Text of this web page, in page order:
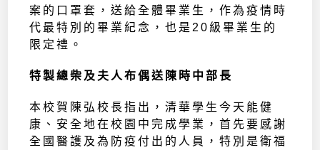
案的口罩套，送給全體畢業生，作為疫情時
代最特別的畢業紀念，也是20級畢業生的
限定禮。
特製總柴及夫人布偶送陳時中部長
本校賀陳弘校長指出，清華學生今天能健
康、安全地在校園中完成學業，首先要感謝
全國醫護及為防疫付出的人員，特別是衛福